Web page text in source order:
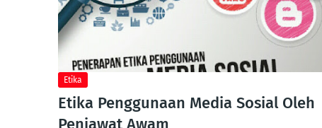
Etika
Etika Penggunaan Media Sosial Oleh
Penjawat Awam